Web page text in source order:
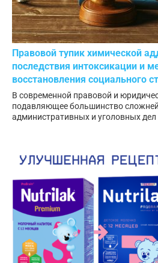
Правовой тупик химической
последствия интоксикации и
восстановления социального
В современной правовой и
подавляющее большинство
административных и уголовных дел